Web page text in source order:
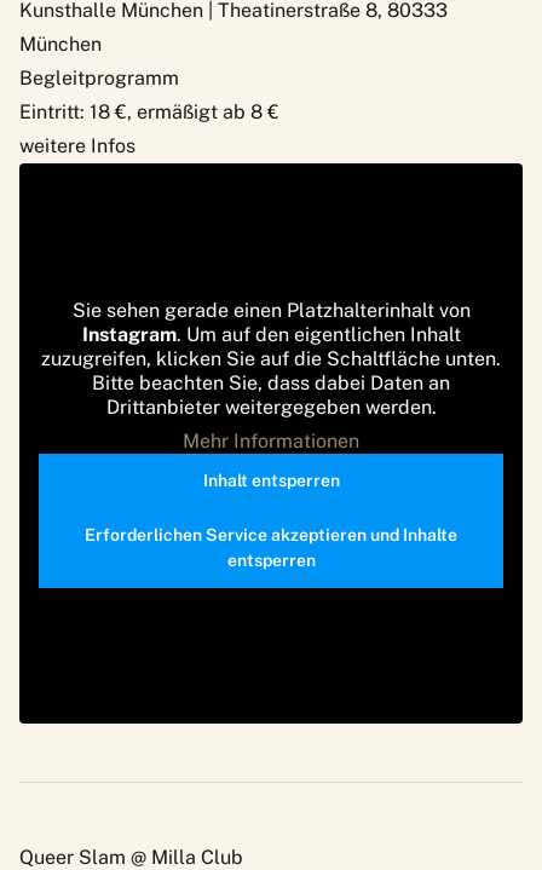
Kunsthalle München | Theatinerstraße 8, 80333
München
Begleitprogramm
Eintritt: 18 €, ermäßigt ab 8 €
weitere Infos
Sie sehen gerade einen Platzhalterinhalt von
Instagram. Um auf den eigentlichen Inhalt
zuzugreifen, klicken Sie auf die Schaltfläche unten.
Bitte beachten Sie, dass dabei Daten an
Drittanbieter weitergegeben werden.
Mehr Informationen
Inhalt entsperren
Erforderlichen Service akzeptieren und Inhalte
entsperren
Queer Slam @ Milla Club